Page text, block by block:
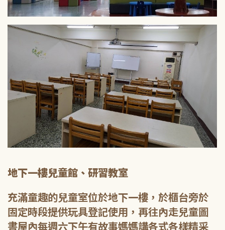
地下一樓兒童館、研習教室
充滿童趣的兒童室位於地下一樓，於櫃台旁於
固定時段提供玩具登記使用，再往內走兒童圖
書屋內每週六下午有故事媽媽講各式各樣精采